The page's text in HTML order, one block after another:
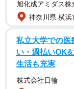
旭化成アミダス株
神奈川県 横浜
私立大学での医
い・週払い
生活も充実
株式会社日輪